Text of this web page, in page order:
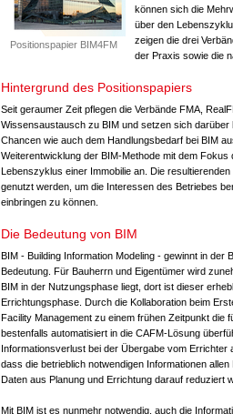
Positionspapier BIM4FM
können sich die
über den
zeigen die drei
der Praxis sowie die
Hintergrund des Positionspapiers
Seit geraumer Zeit pflegen die Verbände FMA,
Wissensaustausch zu BIM und setzen sich
Chancen wie auch dem Handlungsbedarf bei BIM
Weiterentwicklung der BIM-Methode mit dem
Lebenszyklus einer Immobilie an. Die
genutzt werden, um die Interessen des Betriebes
einbringen zu können.
Die Bedeutung von BIM
BIM - Building Information Modeling - gewinnt in der
Bedeutung. Für Bauherrn und Eigentümer wird
BIM in der Nutzungsphase liegt, dort ist dieser
Errichtungsphase. Durch die Kollaboration beim
Facility Management zu einem frühen Zeitpunkt die
bestenfalls automatisiert in die CAFM-Lösung
Informationsverlust bei der Übergabe vom Errichter
dass die betrieblich notwendigen Informationen
Daten aus Planung und Errichtung darauf reduziert
Mit BIM ist es nunmehr notwendig, auch die